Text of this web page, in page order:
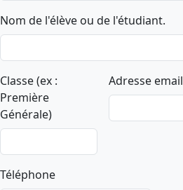
Nom de l'élève ou de l'étudiant.
Classe (ex :
Première
Générale)
Adresse email
Téléphone